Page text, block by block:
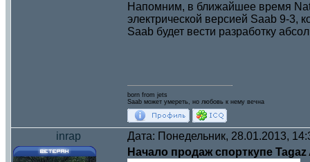
Напомним, в ближайшее время
электрической версией Saab 9-3,
Saab будет вести разработку
born from jets
Saab может умереть, но любовь к нему вечна
inrap Дата: Понедельник, 28.01.2013,
Начало продаж спорткупе